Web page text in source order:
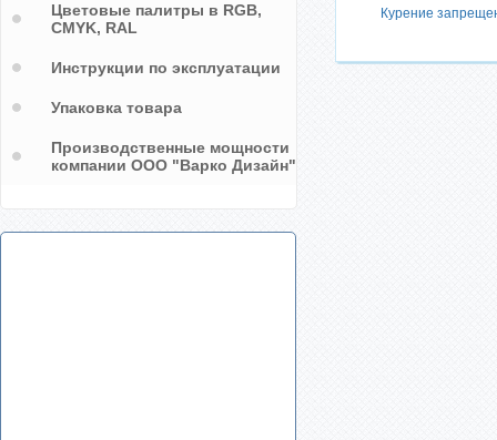
Курение
Цветовые палитры в RGB,
CMYK, RAL
Инструкции по эксплуатации
Упаковка товара
Производственные мощности
компании ООО "Варко Дизайн"